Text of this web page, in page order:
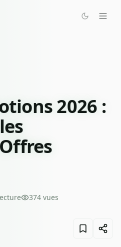
2026 :
374 vues